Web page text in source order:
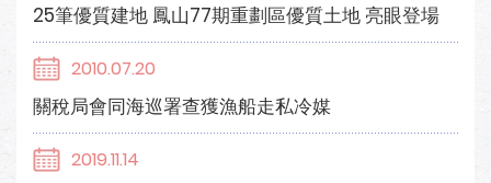
25筆優質建地 鳳山77期重劃區優質土地 亮眼登場
2010.07.20
關稅局會同海巡署查獲漁船走私冷媒
2019.11.14